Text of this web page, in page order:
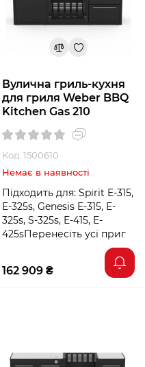
Вулична гриль-кухня
для гриля Weber BBQ
Kitchen Gas 210
Код: 1500610
Немає в наявності
Підходить для: Spirit E-315,
E-325s, Genesis E-315, E-
325s, S-325s, E-415, E-
425sПеренесіть усі приг
162 909 ₴